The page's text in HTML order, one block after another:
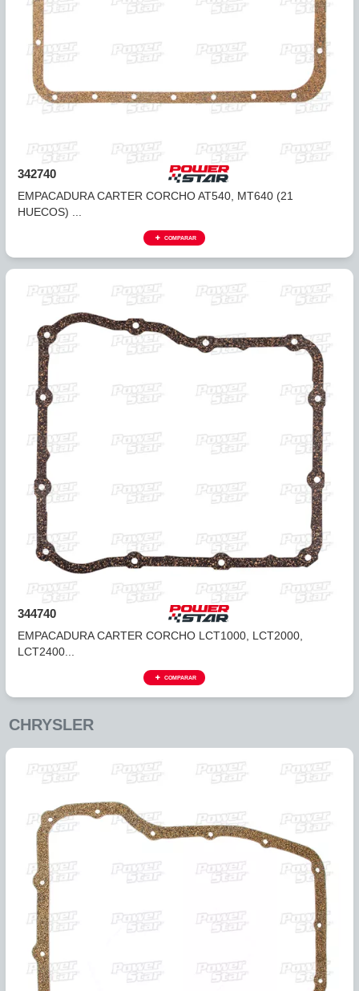
EMPACADURA CARTER AW55-50SN, AW55-51SN (9
HUECOS) ...
COMPARAR
ALLISON
342740
EMPACADURA CARTER CORCHO AT540, MT640 (21
HUECOS) ...
COMPARAR